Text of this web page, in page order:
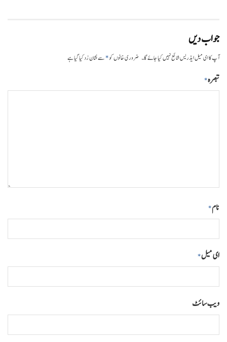
جواب دیں
آپ کا ای میل ایڈریس شائع نہیں کیا جائے گا۔ ضروری خانوں کو*سے نشان زد کیا گیا ہے
تبصرہ*
نام*
ای میل*
ویب‌ سائٹ